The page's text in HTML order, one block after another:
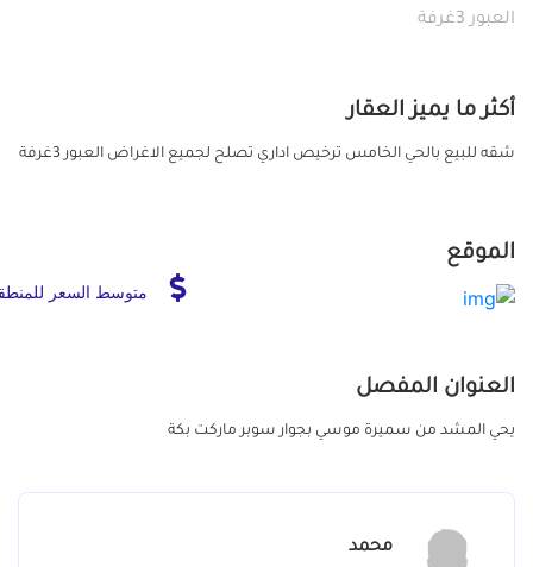
العبور 3غرفة
أكثر ما يميز العقار
شقه للبيع بالحي الخامس ترخيص اداري تصلح لجميع الاغراض العبور 3غرفة
الموقع
متوسط السعر
العنوان المفصل
يحي المشد من سميرة موسي بجوار سوبر ماركت بكة
محمد